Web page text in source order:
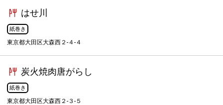
はせ川
紙巻き
東京都大田区大森西２-４-４
炭火焼肉唐がらし
紙巻き
東京都大田区大森西２-３-５